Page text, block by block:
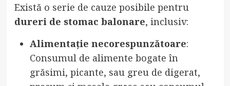
Există o serie de cauze posibile pentru
dureri de stomac balonare, inclusiv:
Alimentație necorespunzătoare:
Consumul de alimente bogate în
grăsimi, picante, sau greu de digerat,